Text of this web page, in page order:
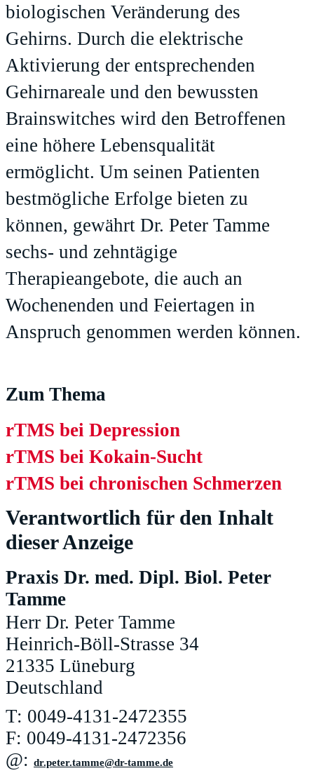
biologischen Veränderung des
Gehirns. Durch die elektrische
Aktivierung der entsprechenden
Gehirnareale und den bewussten
Brainswitches wird den Betroffenen
eine höhere Lebensqualität
ermöglicht. Um seinen Patienten
bestmögliche Erfolge bieten zu
können, gewährt Dr. Peter Tamme
sechs- und zehntägige
Therapieangebote, die auch an
Wochenenden und Feiertagen in
Anspruch genommen werden können.
Zum Thema
rTMS bei Depression
rTMS bei Kokain-Sucht
rTMS bei chronischen Schmerzen
Verantwortlich für den Inhalt
dieser Anzeige
Praxis Dr. med. Dipl. Biol. Peter
Tamme
Herr Dr. Peter Tamme
Heinrich-Böll-Strasse 34
21335 Lüneburg
Deutschland
T: 0049-4131-2472355
F: 0049-4131-2472356
@: ed.emmat-rd@emmat.retep.rd